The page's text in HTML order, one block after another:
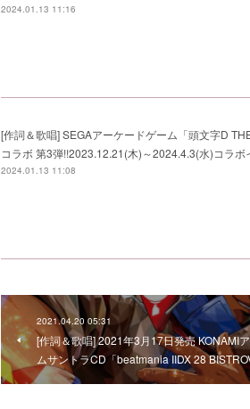
2024.01.13 11:16
[作詞＆歌唱] SEGAアーケードゲーム「頭文字D
コラボ 第3弾!!2023.12.21(木)～2024.4.3(水)コラ
2024.01.13 11:08
2021.04.20 05:31
[作詞＆歌唱] 2021年3月17日発売 KONAMI
ムサントラCD「beatmania IIDX 28